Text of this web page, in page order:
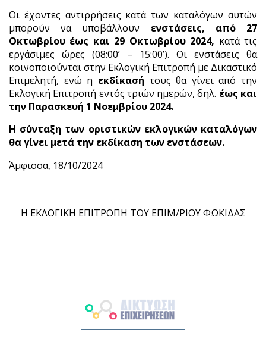
Οι έχοντες αντιρρήσεις κατά των καταλόγων αυτών
μπορούν να υποβάλλουν ενστάσεις, από 27
Οκτωβρίου έως και 29 Οκτωβρίου 2024, κατά τις
εργάσιμες ώρες (08:00’ – 15:00’). Οι ενστάσεις θα
κοινοποιούνται στην Εκλογική Επιτροπή με Δικαστικό
Επιμελητή, ενώ η εκδίκασή τους θα γίνει από την
Εκλογική Επιτροπή εντός τριών ημερών, δηλ. έως και
την Παρασκευή 1 Νοεμβρίου 2024.
Η σύνταξη των οριστικών εκλογικών καταλόγων
θα γίνει μετά την εκδίκαση των ενστάσεων.
Άμφισσα, 18/10/2024
Η ΕΚΛΟΓΙΚΗ ΕΠΙΤΡΟΠΗ ΤΟΥ ΕΠΙΜ/ΡΙΟΥ ΦΩΚΙΔΑΣ